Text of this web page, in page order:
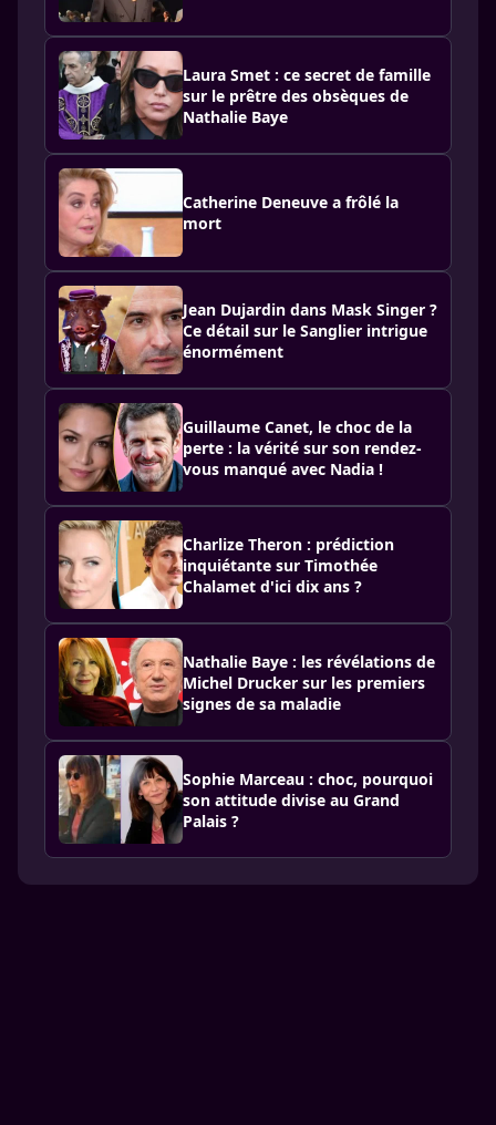
Laura Smet : ce secret de famille
sur le prêtre des obsèques de
Nathalie Baye
Catherine Deneuve a frôlé la
mort
Jean Dujardin dans Mask Singer ?
Ce détail sur le Sanglier intrigue
énormément
Guillaume Canet, le choc de la
perte : la vérité sur son rendez-
vous manqué avec Nadia !
Charlize Theron : prédiction
inquiétante sur Timothée
Chalamet d'ici dix ans ?
Nathalie Baye : les révélations de
Michel Drucker sur les premiers
signes de sa maladie
Sophie Marceau : choc, pourquoi
son attitude divise au Grand
Palais ?